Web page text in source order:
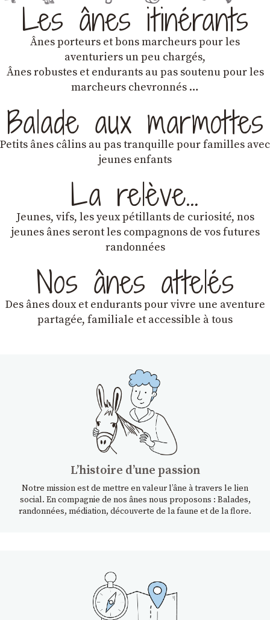
Les ânes itinérants
Ânes porteurs et bons marcheurs pour les
aventuriers un peu chargés,
Ânes robustes et endurants au pas soutenu pour les
marcheurs chevronnés …
Balade aux marmottes
Petits ânes câlins au pas tranquille pour familles avec
jeunes enfants
La relève…
Jeunes, vifs, les yeux pétillants de curiosité, nos
jeunes ânes seront les compagnons de vos futures
randonnées
Nos ânes attelés
Des ânes doux et endurantspour vivre une aventure
partagée, familiale et accessible à tous
Lʼhistoire dʼune passion
Notre mission est de mettre en valeur l’âne à travers le lien
social. En compagnie de nos ânes nous proposons : Balades,
randonnées, médiation, découverte de la faune et de la flore.